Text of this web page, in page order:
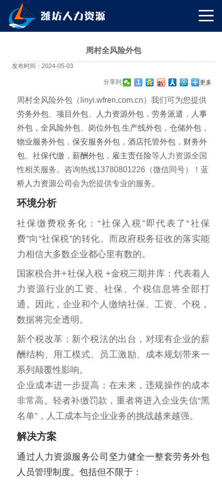
周村全风险外包
发布时间：2024-05-03
分享到: 更多
周村全风险外包（linyi.wfren.com.cn）我们可为您提供
劳务外包
项目外包 人力资源外包 ， 劳务派遣 ，
人事
外包 ， 全风险外包 岗位外包 生产线外包 ， 仓储外包 ，
物业服务外包 ， 保安服务外包 ， 酒店托管外包 ， 财务外
包
社保代缴 ， 薪酬外包 ， 雇主责任险等人力资源全国
性相关服务。咨询热线13780801226（微信同号）！蓝
桥 人力资源公司 会为您提供专业的服务。
环境分析
社保缴费税务化：“社保入税”即代表了“社保
费”向“社保税”的转化。而政府税务征收的落实能
力相信大多数企业都心里有数的。
国家税合并+社保入税 +金税三期并库：代表着人
力资源行业的工资、社保、个税信息将全部打
通。因此，企业和个人缴纳社保、工资、个税，
数据将完全透明。
新个税改革：新个税法的出台，对现有企业的薪
酬结构、用工模式、员工激励、成本规划带来一
系列颠覆性影响。
企业成本进一步提高：在未来，违规操作的成本
非常高。轻者补缴罚款，重者将进入企业失信“黑
名单”，人工成本与企业业务的挑战越来越强。
解决方案
通过人力资源服务公司坚力健全一整套劳务外包
人员管理制度。包括但不限于：